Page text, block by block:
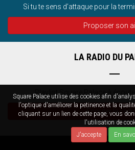
Square Palace utilise des cookies afin
l'optique d'améliorer la petinence et la
cliquant sur un lien de cette page, vous
l'utilisation de
J'accepte
En
Si tu te sens d’attaque pour la
Proposer son
LA RADIO DU
Playlist Square Palace à
Écouter la